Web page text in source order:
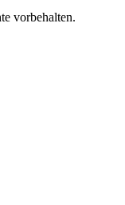
vorbehalten.